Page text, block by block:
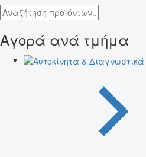
Αγορά ανά τμήμα